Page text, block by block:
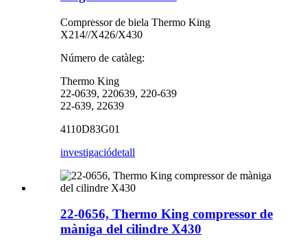
Compressor de biela Thermo King
X214//X426/X430
Número de catàleg:
Thermo King
22-0639, 220639, 220-639
22-639, 22639
4110D83G01
investigaciódetall
22-0656, Thermo King compressor de
màniga del cilindre X430